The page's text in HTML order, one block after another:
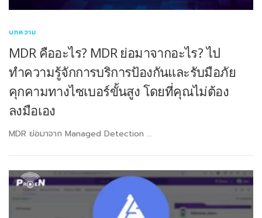
บทความ
MDR คืออะไร? MDR ย่อมาจากอะไร? ไป
ทำความรู้จักการบริการป้องกันและรับมือภัย
คุกคามทางไซเบอร์ขั้นสูง โดยที่คุณไม่ต้อง
ลงมือเอง
MDR ย่อมาจาก Managed Detection …